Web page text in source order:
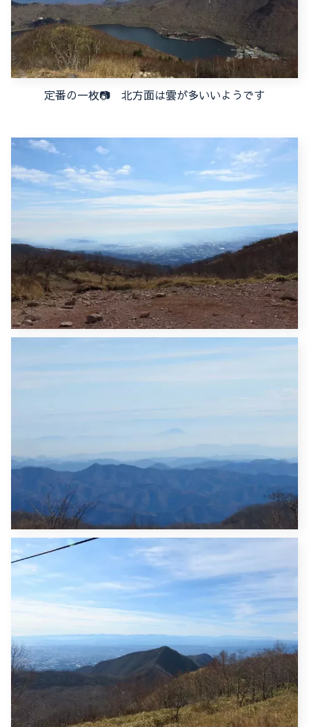
定番の一枚📷 北方面は雲が多いいようです